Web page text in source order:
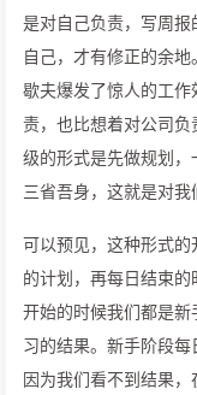
是对自己负责，写周
自己，才有修正的余
歇夫爆发了惊人的工
责，也比想着对公司
级的形式是先做规划
三省吾身，这就是对我
可以预见，这种形式
的计划，再每日结束的
开始的时候我们都是
习的结果。新手阶段每
因为我们看不到结果